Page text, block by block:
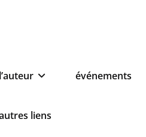
l’auteur événements
liens